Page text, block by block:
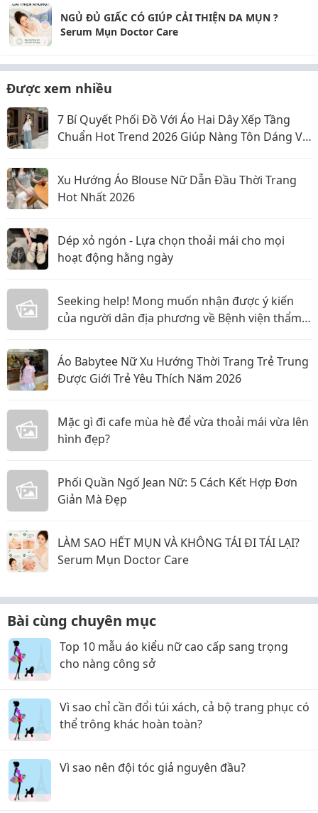
NGỦ ĐỦ GIẤC CÓ GIÚP CẢI THIỆN DA MỤN ?
Serum Mụn Doctor Care
Được xem nhiều
7 Bí Quyết Phối Đồ Với Áo Hai Dây Xếp Tầng
Chuẩn Hot Trend 2026 Giúp Nàng Tôn Dáng Và
Xu Hướng Áo Blouse Nữ Dẫn Đầu Thời Trang
Hot Nhất 2026
Dép xỏ ngón - Lựa chọn thoải mái cho mọi
hoạt động hằng ngày
Seeking help! Mong muốn nhận được ý kiến
của người dân địa phương về Bệnh viện thẩm
Áo Babytee Nữ Xu Hướng Thời Trang Trẻ Trung
Được Giới Trẻ Yêu Thích Năm 2026
Mặc gì đi cafe mùa hè để vừa thoải mái vừa lên
hình đẹp?
Phối Quần Ngố Jean Nữ: 5 Cách Kết Hợp Đơn
Giản Mà Đẹp
LÀM SAO HẾT MỤN VÀ KHÔNG TÁI ĐI TÁI LẠI?
Serum Mụn Doctor Care
Bài cùng chuyên mục
Top 10 mẫu áo kiểu nữ cao cấp sang trọng
cho nàng công sở
Vì sao chỉ cần đổi túi xách, cả bộ trang phục có
thể trông khác hoàn toàn?
Vì sao nên đội tóc giả nguyên đầu?